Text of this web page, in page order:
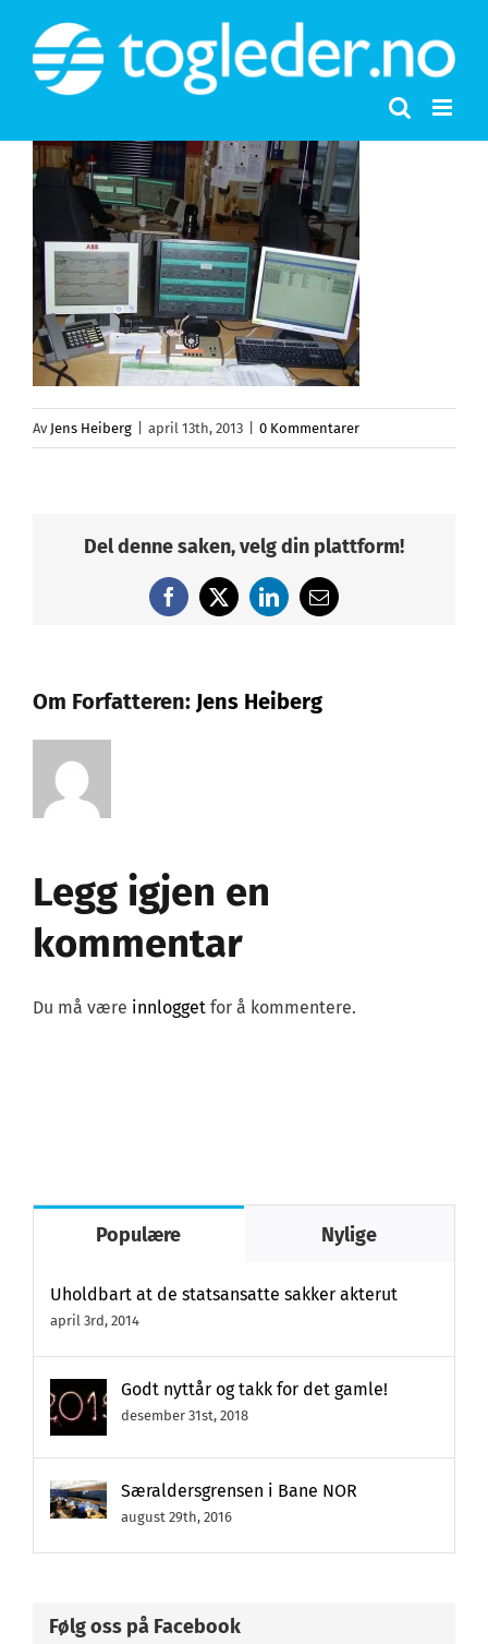
content
Av Jens Heiberg april 13th, 2013 0 Kommentarer
Del denne saken, velg din plattform!
Facebook
X LinkedIn
E-
Om Forfatteren: Jens Heiberg
Legg igjen en
kommentar
Du må være innlogget for å kommentere.
Populære Nylige
Uholdbart at de statsansatte sakker akterut
april 3rd, 2014
Godt nyttår og takk for det gamle!
desember 31st, 2018
Særaldersgrensen i Bane NOR
august 29th, 2016
Følg oss på Facebook